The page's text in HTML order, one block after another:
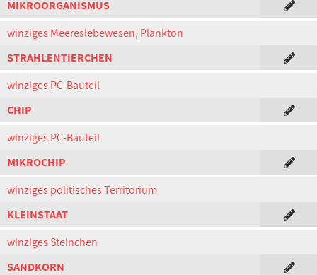
MIKROORGANISMUS
winziges Meereslebewesen, Plankton
STRAHLENTIERCHEN
winziges PC-Bauteil
CHIP
winziges PC-Bauteil
MIKROCHIP
winziges politisches Territorium
KLEINSTAAT
winziges Steinchen
SANDKORN